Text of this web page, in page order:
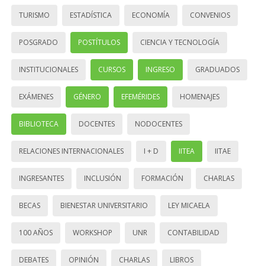
TURISMO ESTADÍSTICA ECONOMÍA CONVENIOS
POSGRADO POSTÍTULOS CIENCIA Y TECNOLOGÍA
INSTITUCIONALES CURSOS INGRESO GRADUADOS
EXÁMENES GÉNERO EFEMÉRIDES HOMENAJES
BIBLIOTECA DOCENTES NODOCENTES
RELACIONES INTERNACIONALES I + D IITEA IITAE
INGRESANTES INCLUSIÓN FORMACIÓN CHARLAS
BECAS BIENESTAR UNIVERSITARIO LEY MICAELA
100 AÑOS WORKSHOP UNR CONTABILIDAD
DEBATES OPINIÓN CHARLAS LIBROS